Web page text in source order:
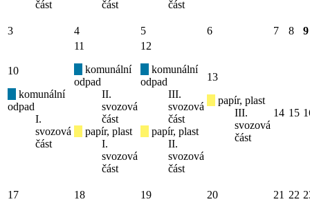
část
část
část
3 4 5 6 7 8 9
10
komunální
odpad
I.
svozová
část
11
komunální
odpad
II.
svozová
část
papír, plast
I.
svozová
část
12
komunální
odpad
III.
svozová
část
papír, plast
II.
svozová
část
13
papír, plast
III.
svozová
část
14 15
17 18 19 20 21 22